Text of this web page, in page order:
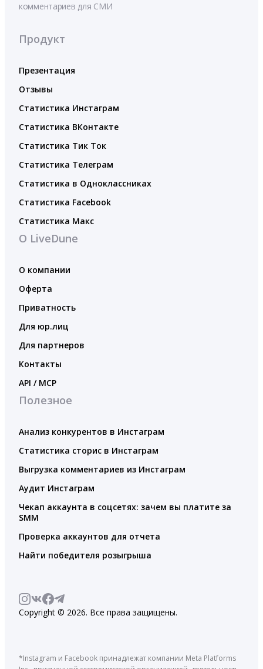
комментариев для СМИ
Продукт
Презентация
Отзывы
Статистика Инстаграм
Статистика ВКонтакте
Статистика Тик Ток
Статистика Телеграм
Статистика в Одноклассниках
Статистика Facebook
Статистика Макс
О LiveDune
О компании
Оферта
Приватность
Для юр.лиц
Для партнеров
Контакты
API / MCP
Полезное
Анализ конкурентов в Инстаграм
Статистика сторис в Инстаграм
Выгрузка комментариев из Инстаграм
Аудит Инстаграм
Чекап аккаунта в соцсетях: зачем вы платите за
SMM
Проверка аккаунтов для отчета
Найти победителя розыгрыша
Copyright © 2026. Все права защищены.
*Instagram и Facebook принадлежат компании Meta Platforms